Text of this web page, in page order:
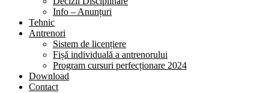
Info – Anunțuri
Tehnic
Antrenori
Sistem de licențiere
Fișă individuală a antrenorului
Program cursuri perfecționare 2024
Download
Contact